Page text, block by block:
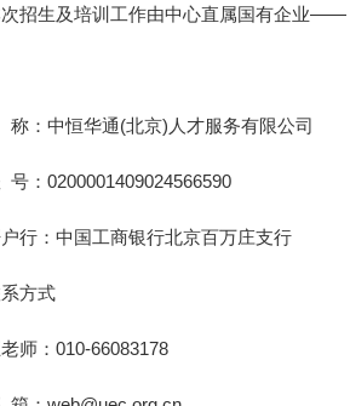
招生及培训工作由中心直属国有企业——
称：中恒华通(北京)人才服务有限公司
号：0200001409024566590
行：中国工商银行北京百万庄支行
方式
师：010-66083178